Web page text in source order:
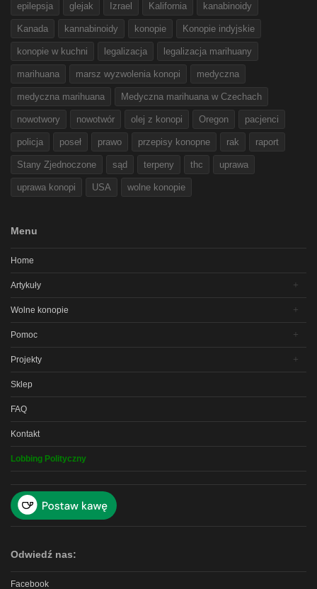
epilepsja glejak Izrael Kalifornia kanabinoidy
Kanada kannabinoidy konopie Konopie indyjskie
konopie w kuchni legalizacja legalizacja marihuany
marihuana marsz wyzwolenia konopi medyczna
medyczna marihuana Medyczna marihuana w Czechach
nowotwory nowotwór olej z konopi Oregon pacjenci
policja poseł prawo przepisy konopne rak raport
Stany Zjednoczone sąd terpeny thc uprawa
uprawa konopi USA wolne konopie
Menu
Home
Artykuły
Wolne konopie
Pomoc
Projekty
Sklep
FAQ
Kontakt
Lobbing Polityczny
Odwiedź nas:
Facebook